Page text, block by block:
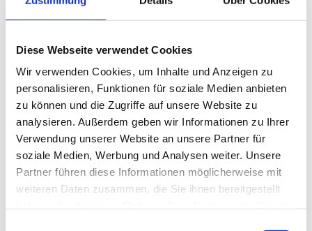
Diese Webseite verwendet Cookies
Wir verwenden Cookies, um Inhalte und Anzeigen zu
personalisieren, Funktionen für soziale Medien anbieten
zu können und die Zugriffe auf unsere Website zu
analysieren. Außerdem geben wir Informationen zu Ihrer
Verwendung unserer Website an unsere Partner für
soziale Medien, Werbung und Analysen weiter. Unsere
Partner führen diese Informationen möglicherweise mit
weiteren Daten zusammen, die Sie ihnen bereitgestellt